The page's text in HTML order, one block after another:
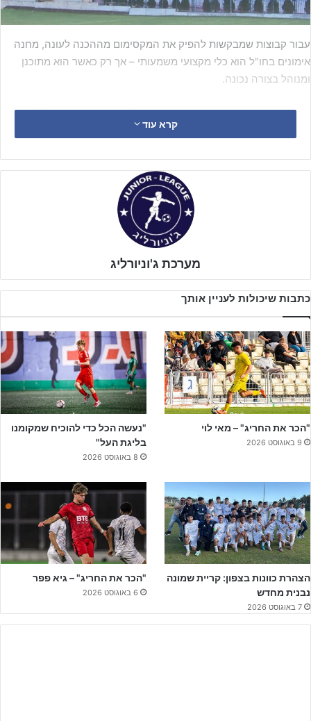
עבור קבוצות שמבקשות להפיק את המקסימום מההכנה לעונה, מחנה
אימונים בחו"ל הוא כלי מקצועי משמעותי – אך רק כאשר הוא מתוכנן
ומנוהל בצורה נכונה.
קשרי תעופהמלווה קבוצות בתכנון וניהול מחנות אימונים בחו״ל –
משלב ההיערכות ועד לביצוע בפועל, תוך התאמה מלאה לצרכים
כאשר קבוצה יוצאת למחנה אימונים בחו״ל, בחירת המתחם משפיעה
ישירות על איכות העבודה לאורך כל ימי המחנה. ישנם מתחמים רבים
באירופה, אך ההבדל האמיתי אינו בכמות המגרשים – אלא ביכולת לייצר
סביבת עבודה רציפה, מדויקת ומאורגנת. במקום לבזבז זמן על נסיעות בין
מתקנים שונים, הקבוצה מתאמנת, מתכוננת ומנהלת את סדר היום בתוך
מבחינת המועדונים המשמעות ברורה: פחות התעסקות בניהול –
יותר פוקוס על ההכנה המקצועית.
דוגמה אחת מהשטח:
"Hotel Sport
Palace"
ממוקם בעיר
, כשעה נסיעה מבורגאס. המתחם הוקם
על ידי שחקן העבר הבולגרייורדן לצ'קוב, מהשמות הבולטים בכדורגל
הבולגרי, ששיחק בין היתר בהמבורג ובמארסיי, והיה חלק מנבחרת
קרא עוד
מערכת ג'וניורליג
כתבות שיכולות לעניין אותך
"הכר את החריג" – מאי לוי
9 באוגוסט 2026
"נעשה הכל כדי להוכיח שמקומנו
בליגת העל"
8 באוגוסט 2026
הצהרת כוונות בצפון: קריית שמונה
נבנית מחדש
7 באוגוסט 2026
"הכר את החריג" – גיא פפר
6 באוגוסט 2026